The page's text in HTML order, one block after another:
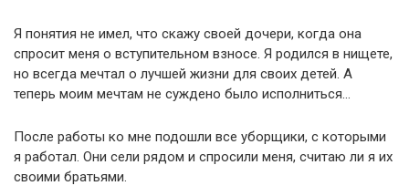
Я понятия не имел, что скажу своей дочери, когда она
спросит меня о вступительном взносе. Я родился в нищете,
но всегда мечтал о лучшей жизни для своих детей. А
теперь моим мечтам не суждено было исполниться…
После работы ко мне подошли все уборщики, с которыми
я работал. Они сели рядом и спросили меня, считаю ли я их
своими братьями.